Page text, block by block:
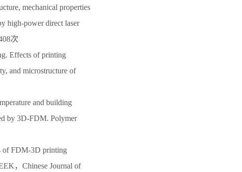
mechanical properties
high-power direct laser
次
Effects of printing
and microstructure of
and building
by 3D-FDM. Polymer
of FDM-3D printing
，Chinese Journal of